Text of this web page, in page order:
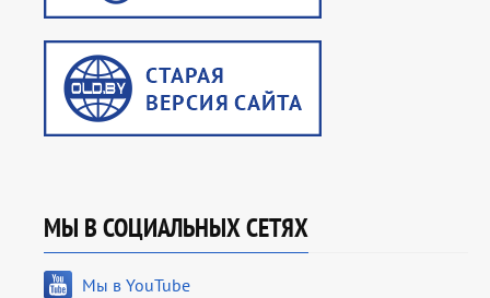
МЫ В СОЦИАЛЬНЫХ СЕТЯХ
Мы в YouTube